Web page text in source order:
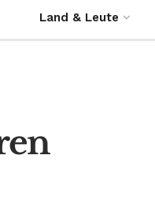
Land & Leute